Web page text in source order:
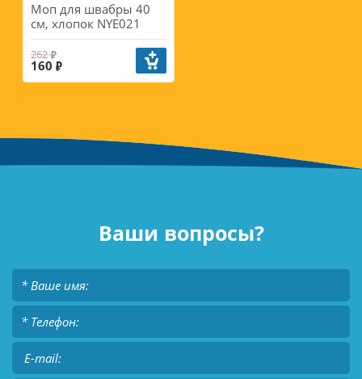
Моп для швабры 40
см, хлопок NYE021
262
160
Ваши вопросы?